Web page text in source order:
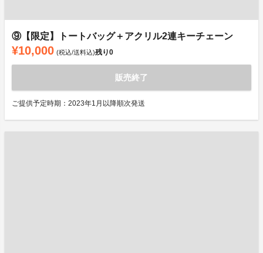
⑨【限定】トートバッグ＋アクリル2連キーチェーン
¥10,000 (税込/送料込)残り0
販売終了
ご提供予定時期：2023年1月以降順次発送